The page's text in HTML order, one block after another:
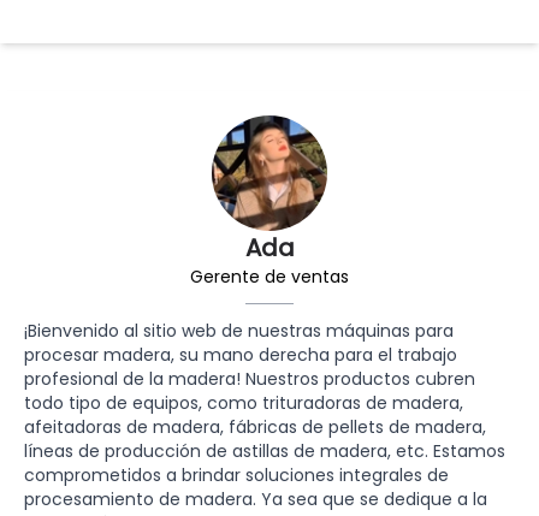
Ada
Gerente de ventas
¡Bienvenido al sitio web de nuestras máquinas para
procesar madera, su mano derecha para el trabajo
profesional de la madera! Nuestros productos cubren
todo tipo de equipos, como trituradoras de madera,
afeitadoras de madera, fábricas de pellets de madera,
líneas de producción de astillas de madera, etc. Estamos
comprometidos a brindar soluciones integrales de
procesamiento de madera. Ya sea que se dedique a la